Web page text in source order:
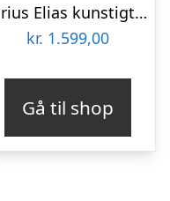
Sirius Elias kunstigt juletræ med lys, 180 cm
kr. 1.599,00
Gå til shop